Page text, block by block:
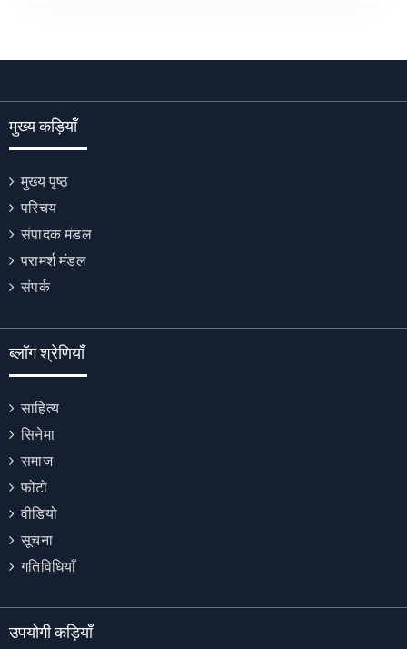
मुख्य कड़ियाँ
मुख्य पृष्ठ
परिचय
संपादक मंडल
परामर्श मंडल
संपर्क
ब्लॉग श्रेणियाँ
साहित्य
सिनेमा
समाज
फोटो
वीडियो
सूचना
गतिविधियाँ
उपयोगी कड़ियाँ